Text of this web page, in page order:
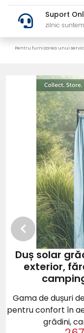
Suport
zilnic
Pentru furnizarea unui
Duș solar
exterior,
Gama de dușuri
pentru confort în
grădini,
Previous